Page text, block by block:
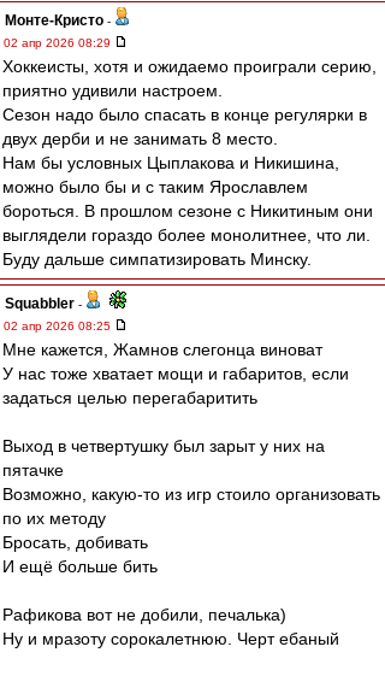
Монте-Кристо -
02 апр 2026 08:29
Хоккеисты, хотя и ожидаемо проиграли серию,
приятно удивили настроем.
Сезон надо было спасать в конце регулярки в
двух дерби и не занимать 8 место.
Нам бы условных Цыплакова и Никишина,
можно было бы и с таким Ярославлем
бороться. В прошлом сезоне с Никитиным они
выглядели гораздо более монолитнее, что ли.
Буду дальше симпатизировать Минску.
Squabbler -
02 апр 2026 08:25
Мне кажется, Жамнов слегонца виноват
У нас тоже хватает мощи и габаритов, если
задаться целью перегабаритить
Выход в четвертушку был зарыт у них на
пятачке
Возможно, какую-то из игр стоило организовать
по их методу
Бросать, добивать
И ещё больше бить
Рафикова вот не добили, печалька)
Ну и мразоту сорокалетнюю. Черт ебаный